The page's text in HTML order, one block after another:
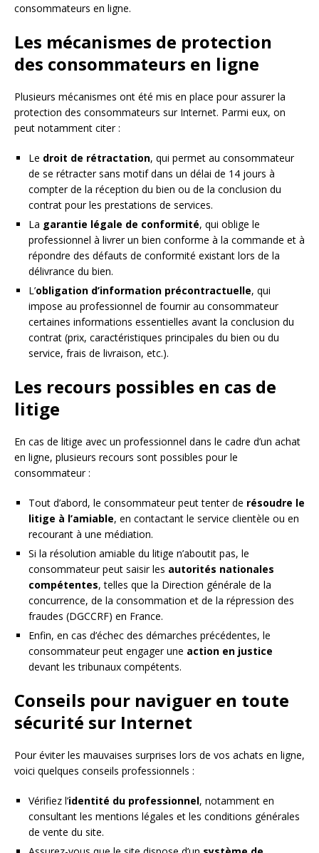
consommateurs en ligne.
Les mécanismes de protection
des consommateurs en ligne
Plusieurs mécanismes ont été mis en place pour assurer la
protection des consommateurs sur Internet. Parmi eux, on
peut notamment citer :
Le droit de rétractation, qui permet au consommateur
de se rétracter sans motif dans un délai de 14 jours à
compter de la réception du bien ou de la conclusion du
contrat pour les prestations de services.
La garantie légale de conformité, qui oblige le
professionnel à livrer un bien conforme à la commande et à
répondre des défauts de conformité existant lors de la
délivrance du bien.
L’obligation d’information précontractuelle, qui
impose au professionnel de fournir au consommateur
certaines informations essentielles avant la conclusion du
contrat (prix, caractéristiques principales du bien ou du
service, frais de livraison, etc.).
Les recours possibles en cas de
litige
En cas de litige avec un professionnel dans le cadre d’un achat
en ligne, plusieurs recours sont possibles pour le
consommateur :
Tout d’abord, le consommateur peut tenter de résoudre le
litige à l’amiable, en contactant le service clientèle ou en
recourant à une médiation.
Si la résolution amiable du litige n’aboutit pas, le
consommateur peut saisir les autorités nationales
compétentes, telles que la Direction générale de la
concurrence, de la consommation et de la répression des
fraudes (DGCCRF) en France.
Enfin, en cas d’échec des démarches précédentes, le
consommateur peut engager une action en justice
devant les tribunaux compétents.
Conseils pour naviguer en toute
sécurité sur Internet
Pour éviter les mauvaises surprises lors de vos achats en ligne,
voici quelques conseils professionnels :
Vérifiez l’identité du professionnel, notamment en
consultant les mentions légales et les conditions générales
de vente du site.